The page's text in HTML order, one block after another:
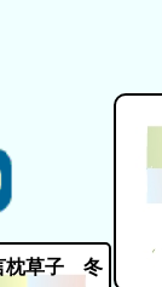
枕草子 冬